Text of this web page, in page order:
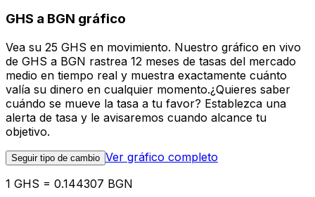
GHS a BGN gráfico
Vea su 25 GHS en movimiento. Nuestro gráfico en vivo
de GHS a BGN rastrea 12 meses de tasas del mercado
medio en tiempo real y muestra exactamente cuánto
valía su dinero en cualquier momento.¿Quieres saber
cuándo se mueve la tasa a tu favor? Establezca una
alerta de tasa y le avisaremos cuando alcance tu
objetivo.
Seguir tipo de cambio Ver gráfico completo
1 GHS = 0.144307 BGN